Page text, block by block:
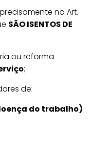
no Art.
SÃO ISENTOS DE
ou reforma
;
de:
do trabalho)